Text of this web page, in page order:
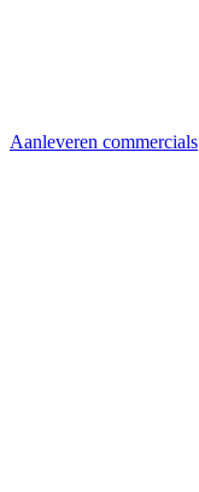
Aanleveren commercials